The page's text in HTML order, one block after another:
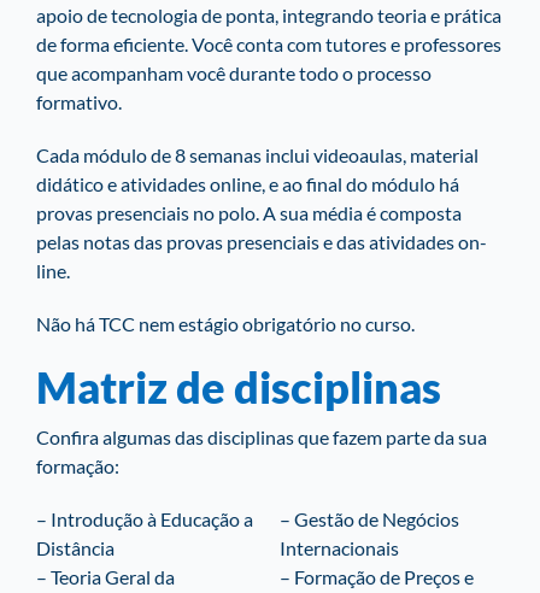
apoio de tecnologia de ponta, integrando teoria e prática
de forma eficiente. Você conta com tutores e professores
que acompanham você durante todo o processo
formativo.
Cada módulo de 8 semanas inclui videoaulas, material
didático e atividades online, e ao final do módulo há
provas presenciais no polo. A sua média é composta
pelas notas das provas presenciais e das atividades on-
line.
Não há TCC nem estágio obrigatório no curso.
Matriz de disciplinas
Confira algumas das disciplinas que fazem parte da sua
formação:
– Introdução à Educação a
Distância
– Teoria Geral da
– Gestão de Negócios
Internacionais
– Formação de Preços e